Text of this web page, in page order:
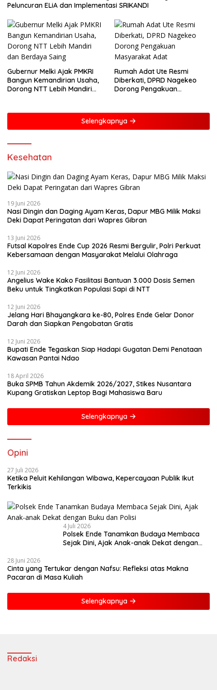
Peluncuran ELiA dan Implementasi SRIKANDI
Gubernur Melki Ajak PMKRI
Bangun Kemandirian Usaha,
Dorong NTT Lebih Mandiri
Rumah Adat Ute Resmi
Diberkati, DPRD Nagekeo
Dorong Pengakuan
Selengkapnya
Kesehatan
19 Juni 2026
Nasi Dingin dan Daging Ayam Keras, Dapur MBG Milik Maksi
Deki Dapat Peringatan dari Wapres Gibran
13 Juni 2026
Futsal Kapolres Ende Cup 2026 Resmi Bergulir, Polri Perkuat
Kebersamaan dengan Masyarakat Melalui Olahraga
12 Juni 2026
Angelius Wake Kako Fasilitasi Bantuan 3.000 Dosis Semen
Beku untuk Tingkatkan Populasi Sapi di NTT
12 Juni 2026
Jelang Hari Bhayangkara ke-80, Polres Ende Gelar Donor
Darah dan Siapkan Pengobatan Gratis
12 Juni 2026
Bupati Ende Tegaskan Siap Hadapi Gugatan Demi Penataan
Kawasan Pantai Ndao
18 April 2026
Buka SPMB Tahun Akdemik 2026/2027, Stikes Nusantara
Kupang Gratiskan Leptop Bagi Mahasiswa Baru
Selengkapnya
Opini
27 Juli 2026
Ketika Peluit Kehilangan Wibawa, Kepercayaan Publik Ikut
Terkikis
4 Juli 2026
Polsek Ende Tanamkan Budaya Membaca
Sejak Dini, Ajak Anak-anak Dekat dengan
28 Juni 2026
Cinta yang Tertukar dengan Nafsu: Refleksi atas Makna
Pacaran di Masa Kuliah
Selengkapnya
Redaksi